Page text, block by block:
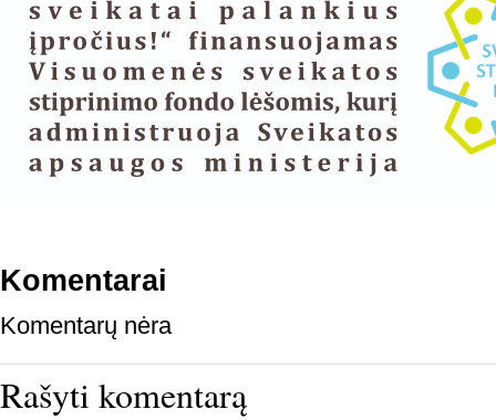
Komentarai
Komentarų nėra
Rašyti komentarą